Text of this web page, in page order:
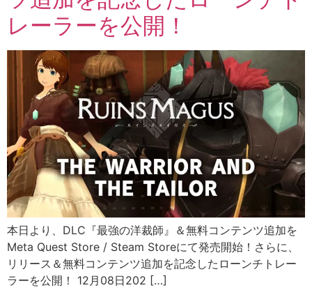
レーラーを公開！
本日より、DLC『最強の洋裁師』＆無料コンテンツ追加を
Meta Quest Store / Steam Storeにて発売開始！さらに、
リリース＆無料コンテンツ追加を記念したローンチトレー
ラーを公開！ 12月08日202 […]